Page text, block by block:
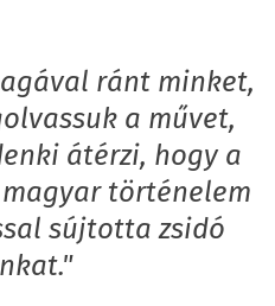
ránt minket,
a művet,
átérzi, hogy a
magyar történelem
sújtotta zsidó